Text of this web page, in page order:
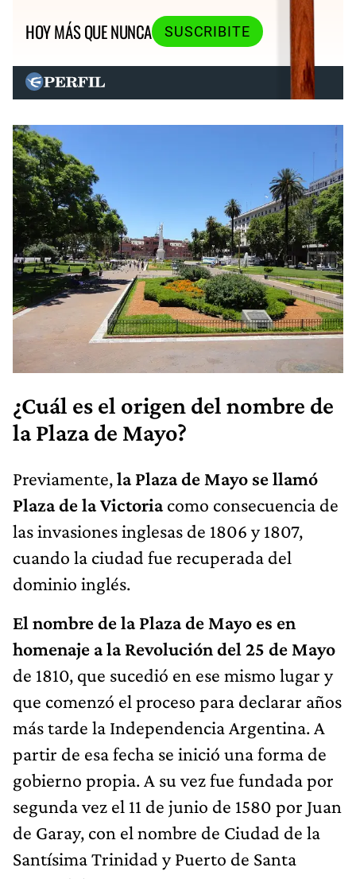
HOY MÁS QUE NUNCA
SUSCRIBITE
¿Cuál es el origen del nombre de
la Plaza de Mayo?
Previamente,la Plaza de Mayo se llamó
Plaza de la Victoriacomo consecuencia de
las invasiones inglesas de 1806 y 1807,
cuando la ciudad fue recuperada del
dominio inglés.
El nombre de la Plaza de Mayo es en
homenaje a la Revolución del 25 de Mayo
de 1810, que sucedió en ese mismo lugar y
que comenzó el proceso para declarar años
más tarde la Independencia Argentina. A
partir de esa fecha se inició una forma de
gobierno propia. A su vez fue fundada por
segunda vez el 11 de junio de 1580 por Juan
de Garay, con el nombre de Ciudad de la
Santísima Trinidad y Puerto de Santa